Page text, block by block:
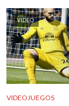
VIDEO
VIDEOJUEGOS